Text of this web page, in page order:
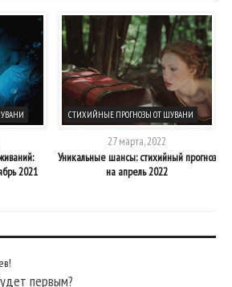
2021
СТИХИЙНЫЕ ПРОГНОЗЫ ОТ ШУВАНИ
27 марта, 2022
Уникальные шансы: стихийный прогноз
на апрель 2022
первым?